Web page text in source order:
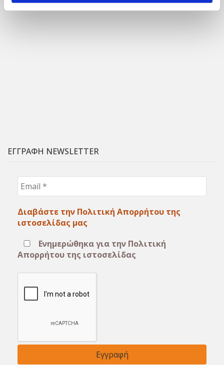
ΕΓΓΡΑΦΗ NEWSLETTER
Διαβάστε την Πολιτική Απορρήτου της
ιστοσελίδας μας
Ενημερώθηκα για την Πολιτική
Απορρήτου της ιστοσελίδας